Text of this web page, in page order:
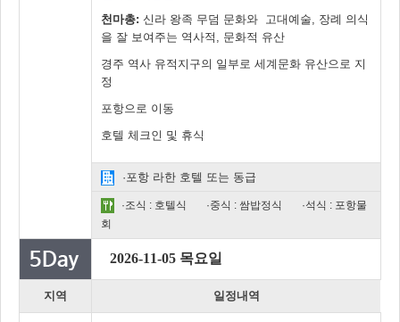
천마총: 신라 왕족 무덤 문화와 고대예술, 장례 의식
을 잘 보여주는 역사적, 문화적 유산
경주 역사 유적지구의 일부로 세계문화 유산으로 지
정
포항으로 이동
호텔 체크인 및 휴식
·포항 라한 호텔 또는 동급
·조식 : 호텔식 ·중식 : 쌈밥정식
·석식 : 포항물
회
2026-11-05 목요일
지역 일정내역